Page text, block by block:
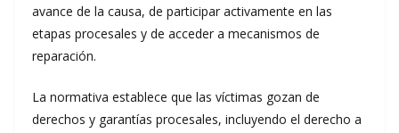
avance de la causa, de participar activamente en las
etapas procesales y de acceder a mecanismos de
reparación.
La normativa establece que las víctimas gozan de
derechos y garantías procesales, incluyendo el derecho a